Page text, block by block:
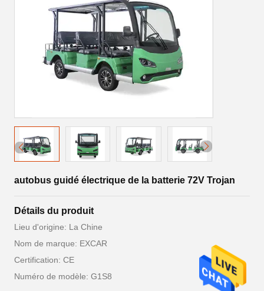
autobus guidé électrique de la batterie 72V Trojan
Détails du produit
Lieu d'origine: La Chine
Nom de marque: EXCAR
Certification: CE
Numéro de modèle: G1S8